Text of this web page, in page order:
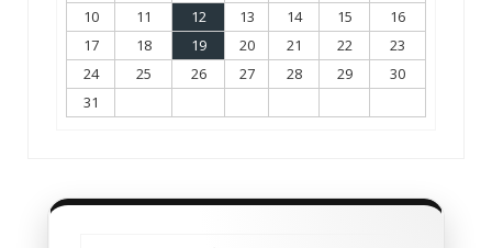
10
11 12 13 14 15
16
17
18 19 20 21 22
23
24
25 26 27 28 29
30
31